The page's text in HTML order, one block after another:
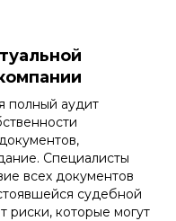
полный аудит
Специалисты
всех документов
судебной
риски, которые могут